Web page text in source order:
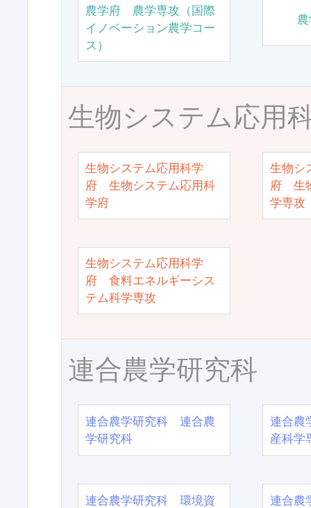
農学府 農学専攻（国際
イノベーション農学コー
ス）
生物システム応用
生物システム応用科学
府 生物システム応用科
学府
生物シ
府 生
学専攻
生物システム応用科学
府 食料エネルギーシス
テム科学専攻
連合農学研究科
連合農学研究科 連合農
学研究科
連合農
産科学
連合農学研究科 環境資
連合農